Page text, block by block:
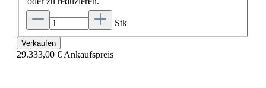
Stk
Verkaufen
29.333,00 € Ankaufspreis